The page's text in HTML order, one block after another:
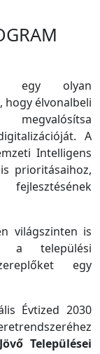
egy olyan
hogy élvonalbeli
A
Intelligens
prioritásaihoz,
világszinten is
a települési
egy
Évtized 2030
Jövő Települései